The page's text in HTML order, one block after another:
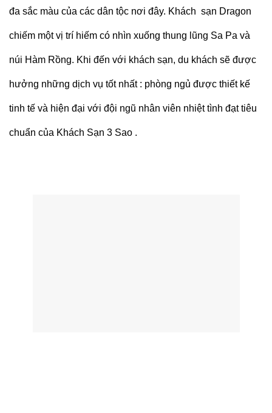
đa sắc màu của các dân tộc nơi đây. Khách sạn Dragon
chiếm một vị trí hiếm có nhìn xuống thung lũng Sa Pa và
núi Hàm Rồng. Khi đến với khách sạn, du khách sẽ được
hưởng những dịch vụ tốt nhất : phòng ngủ được thiết kế
tinh tế và hiện đại với đội ngũ nhân viên nhiệt tình đạt tiêu
chuẩn của Khách Sạn 3 Sao .